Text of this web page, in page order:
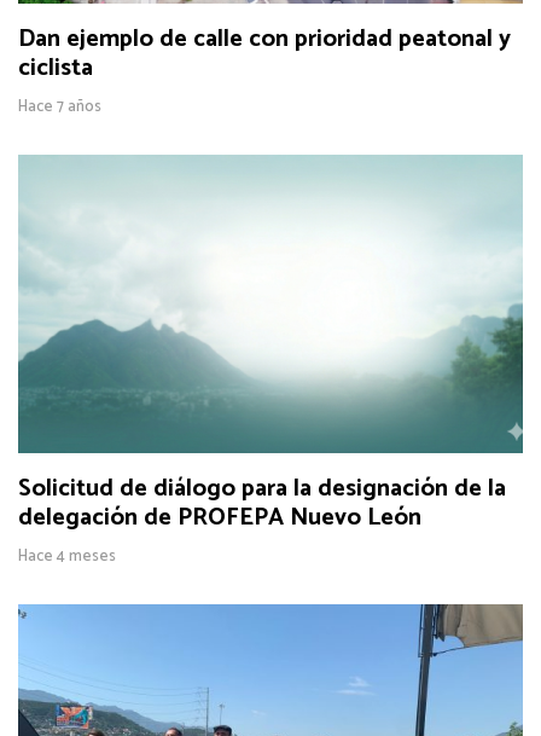
Dan ejemplo de calle con prioridad peatonal y
ciclista
Hace 7 años
Solicitud de diálogo para la designación de la
delegación de PROFEPA Nuevo León
Hace 4 meses